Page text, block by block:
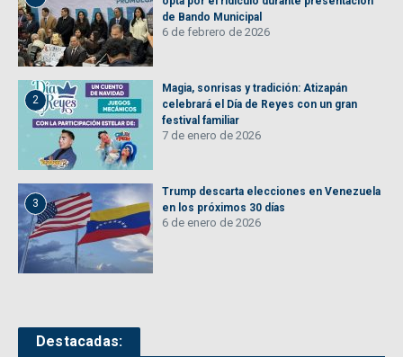
de Bando Municipal
6 de febrero de 2026
2
Magia, sonrisas y tradición: Atizapán
celebrará el Día de Reyes con un gran
festival familiar
7 de enero de 2026
3
Trump descarta elecciones en Venezuela
en los próximos 30 días
6 de enero de 2026
Destacadas: